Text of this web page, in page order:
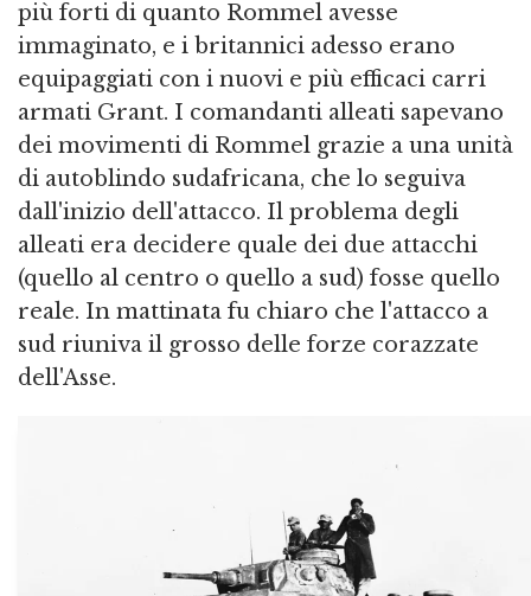
più forti di quanto Rommel avesse
immaginato, e i britannici adesso erano
equipaggiati con i nuovi e più efficaci carri
armati Grant. I comandanti alleati sapevano
dei movimenti di Rommel grazie a una unità
di autoblindo sudafricana, che lo seguiva
dall'inizio dell'attacco. Il problema degli
alleati era decidere quale dei due attacchi
(quello al centro o quello a sud) fosse quello
reale. In mattinata fu chiaro che l'attacco a
sud riuniva il grosso delle forze corazzate
dell'Asse.